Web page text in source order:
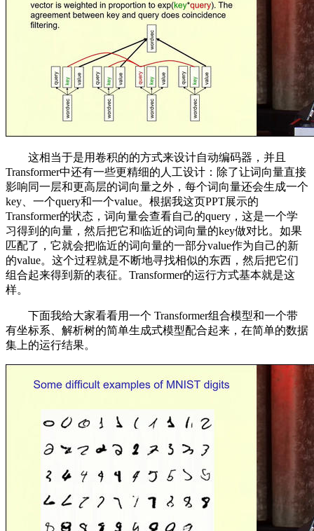
这相当于是用卷积的的方式来设计自动编码器，并且
Transformer中还有一些更精细的人工设计：除了让词向量直接
影响同一层和更高层的词向量之外，每个词向量还会生成一个
key、一个query和一个value。根据我这页PPT展示的
Transformer的状态，词向量会查看自己的query，这是一个学
习得到的向量，然后把它和临近的词向量的key做对比。如果
匹配了，它就会把临近的词向量的一部分value作为自己的新
的value。这个过程就是不断地寻找相似的东西，然后把它们
组合起来得到新的表征。Transformer的运行方式基本就是这
样。
下面我给大家看看用一个 Transformer组合模型和一个带
有坐标系、解析树的简单生成式模型配合起来，在简单的数据
集上的运行结果。